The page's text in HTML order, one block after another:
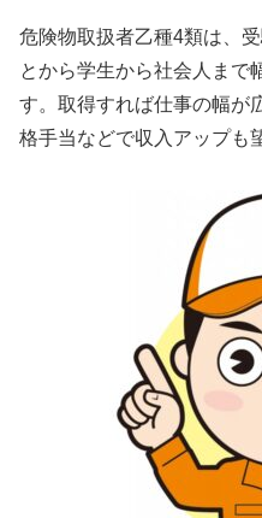
危険物取扱者乙種4類は、
とから学生から社会人まで
す。取得すれば仕事の幅が
格手当などで収入アップも